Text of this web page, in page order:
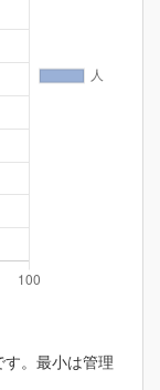
。最小は管理